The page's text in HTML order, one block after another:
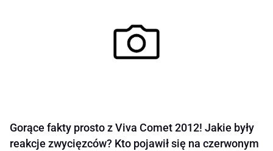
Gorące fakty prosto z Viva Comet 2012! Jakie były
reakcje zwycięzców? Kto pojawił się na czerwonym